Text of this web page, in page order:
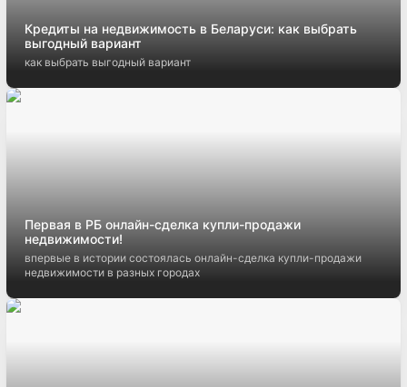
Кредиты на недвижимость в Беларуси: как выбрать
выгодный вариант
как выбрать выгодный вариант
Первая в РБ онлайн-сделка купли-продажи
недвижимости!
впервые в истории состоялась онлайн-сделка купли-продажи
недвижимости в разных городах